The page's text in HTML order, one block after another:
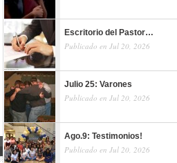
Escritorio del Pastor…
Publicado en Jul 20, 2026
Julio 25: Varones
Publicado en Jul 20, 2026
Ago.9: Testimonios!
Publicado en Jul 20, 2026